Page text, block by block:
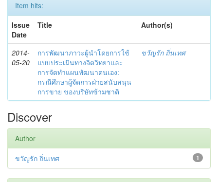
Item hits:
Issue
Date
Title Author(s)
2014-
05-20
การพัฒนาภาวะผู้นำโดยการใช้
แบบประเมินทางจิตวิทยาและ
การจัดทำแผนพัฒนาตนเอง:
กรณีศึกษาผู้จัดการฝ่ายสนับสนุน
การขาย ของบริษัทข้ามชาติ
ขวัญรัก ถิ่นเทศ
Discover
Author
1
ขวัญรัก ถิ่นเทศ